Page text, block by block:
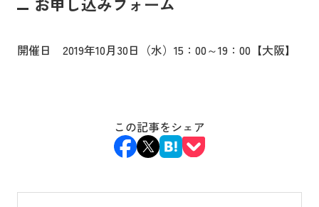
開催日 2019年10月30日（水）15：00～19：00【大阪】
この記事をシェア